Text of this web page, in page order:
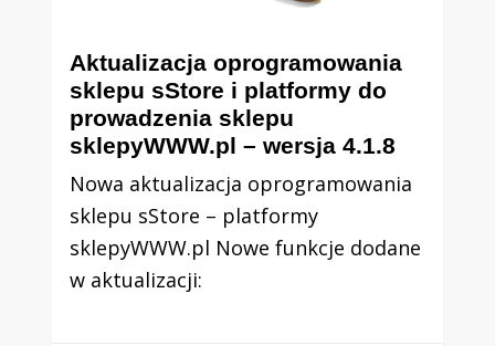
Aktualizacja oprogramowania
sklepu sStore i platformy do
prowadzenia sklepu
sklepyWWW.pl – wersja 4.1.8
Nowa aktualizacja oprogramowania
sklepu sStore – platformy
sklepyWWW.pl Nowe funkcje dodane
w aktualizacji: